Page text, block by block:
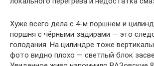
Хуже всего дела с 4-м поршнем и
поршня с чёрными задирами — это
голодания. На цилиндре тоже
фото видно плохо — светлый блок